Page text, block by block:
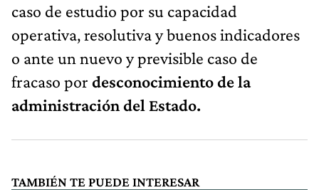
caso de estudio por su capacidad
operativa, resolutiva y buenos indicadores
o ante un nuevo y previsible caso de
fracaso por desconocimiento de la
administración del Estado.
TAMBIÉN TE PUEDE INTERESAR